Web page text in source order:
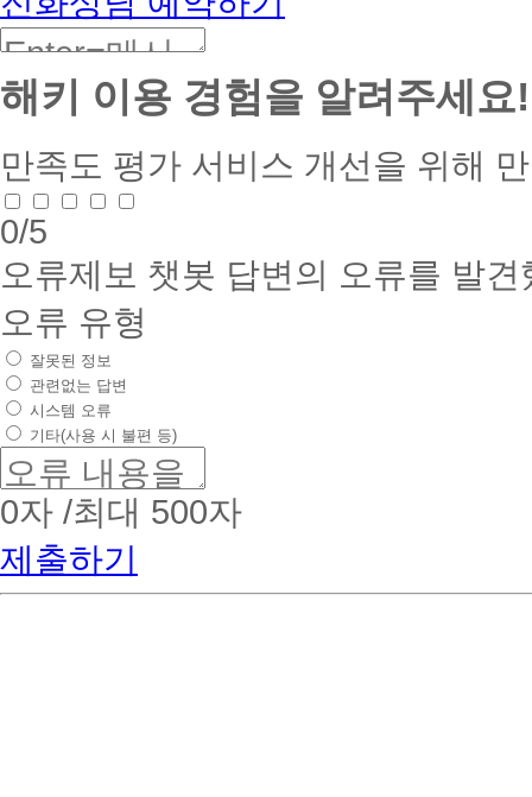
해키 이용 경험을 알려주세요!
만족도 평가 서비스 개선을 위해
0/5
오류제보 챗봇 답변의 오류를 발
오류 유형
잘못된 정보
관련없는 답변
시스템 오류
기타(사용 시 불편 등)
0자 /최대 500자
제출하기